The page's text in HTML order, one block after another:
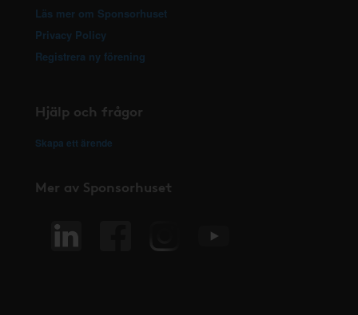
Läs mer om Sponsorhuset
Privacy Policy
Registrera ny förening
Hjälp och frågor
Skapa ett ärende
Mer av Sponsorhuset